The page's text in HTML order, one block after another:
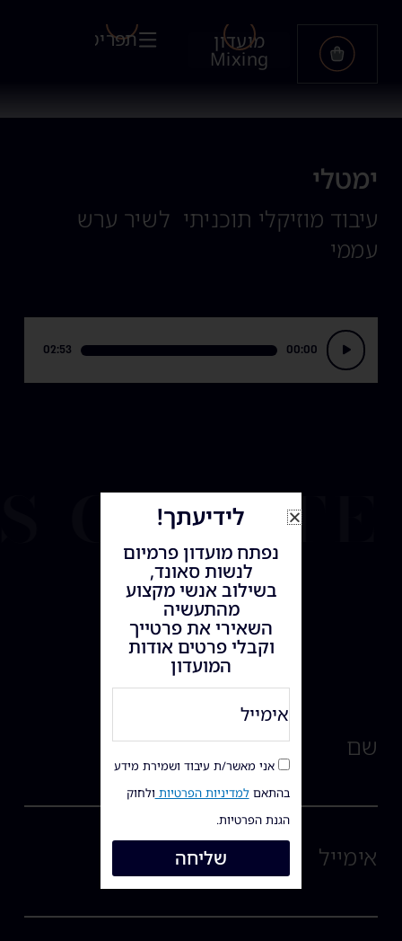
מועדון
Mixing
תפריט
ימטלי
עיבוד מוזיקלי תוכניתי לשיר ערש
עממי
נגן
אודיו
00:00
02:53
שם
אימייל
לידיעתך!
נפתח מועדון פרמיום
לנשות סאונד,
בשילוב אנשי מקצוע
מהתעשיה
השאירי את פרטייך
וקבלי פרטים אודות
המועדון
אני מאשר/ת עיבוד ושמירת מידע
בהתאםלמדיניות הפרטיות ולחוק
הגנת הפרטיות.
שליחה